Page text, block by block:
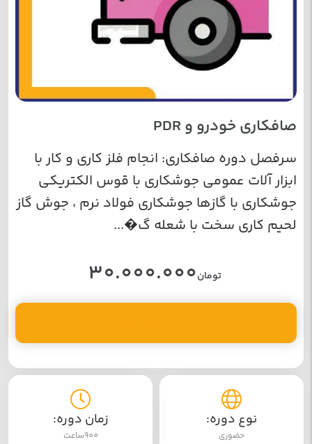
صافکاری خودرو و PDR
سرفصل دوره صافکاری: انجام فلز کاری و کار با
ابزار آلات عمومی جوشکاری با قوس الکتریکی
جوشکاری با گازها جوشکاری فولاد نرم ، جوش گاز
لحیم کاری سخت با شعله گ�...
تومان30.000.000
نوع دوره:
حضوری
زمان دوره:
900ساعت